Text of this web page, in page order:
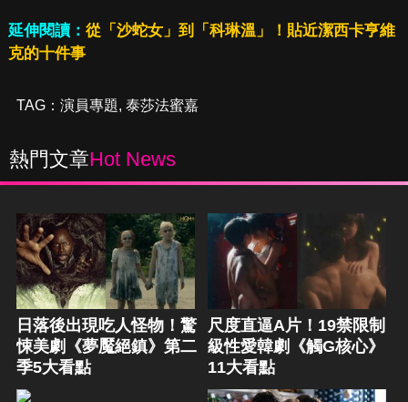
延伸閱讀： 從「沙蛇女」到「科琳溫」！貼近潔西卡亨維
克的十件事
TAG： 演員專題, 泰莎法蜜嘉
熱門文章Hot News
日落後出現吃人怪物！驚
悚美劇《夢魘絕鎮》第二
季5大看點
尺度直逼A片！19禁限制
級性愛韓劇《觸G核心》
11大看點